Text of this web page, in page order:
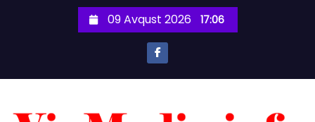
09 Avqust 2026 17:06